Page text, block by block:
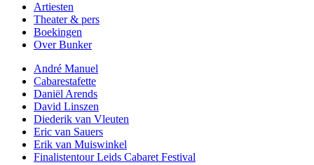
Artiesten
Theater & pers
Boekingen
Over Bunker
André Manuel
Cabarestafette
Daniël Arends
David Linszen
Diederik van Vleuten
Eric van Sauers
Erik van Muiswinkel
Finalistentour Leids Cabaret Festival